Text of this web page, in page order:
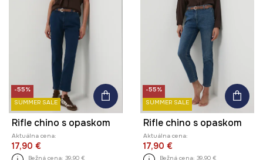
-55%
SUMMER SALE
Rifle chino s opaskom
Aktuálna cena:
17,90 €
Bežná cena: 39,90 €
-55%
SUMMER SALE
Rifle chino s opaskom
Aktuálna cena:
17,90 €
Bežná cena: 39,90 €